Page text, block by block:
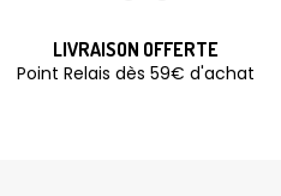
LIVRAISON OFFERTE
Point Relais dès 59€ d'achat